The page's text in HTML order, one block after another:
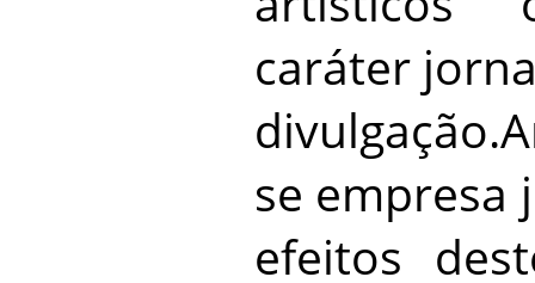
caráter
se empresa
efeitos